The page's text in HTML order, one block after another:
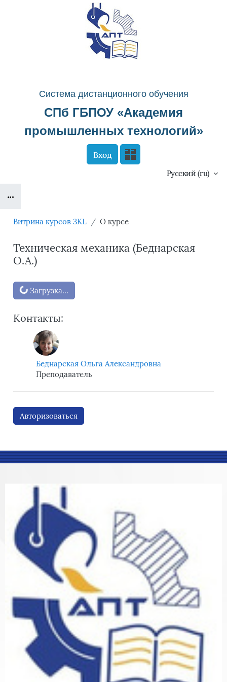
Перейти к основному содержанию
Система дистанционного обучения
СПб ГБПОУ «Академия
промышленных технологий»
Вход
Русский ‎(ru)‎
Витрина курсов 3KL О курсе
Техническая механика (Беднарская
О.А.)
Блоки
Загрузка...
Контакты:
Беднарская Ольга Александровна
Преподаватель
Авторизоваться
Блоки